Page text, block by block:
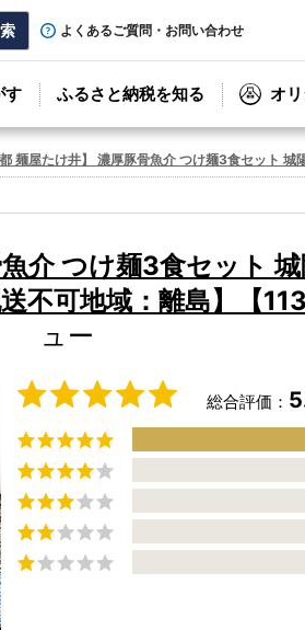
よくあるご質問・お問い合わせ
す ふるさと納税を知る オ
都 麺屋たけ井】 濃厚豚骨魚介 つけ麺3食セット
介 つけ麺3食セット
不可地域：離島】【
ュー
総合評価：